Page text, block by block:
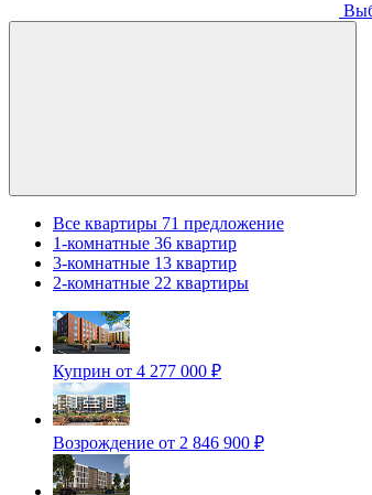
Все квартиры 71 предложение
1-комнатные 36 квартир
3-комнатные 13 квартир
2-комнатные 22 квартиры
Куприн от 4 277 000 ₽
Возрождение от 2 846 900 ₽